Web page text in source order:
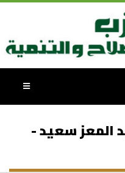
المعز سعيد -